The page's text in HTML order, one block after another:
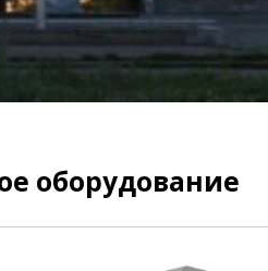
оборудование